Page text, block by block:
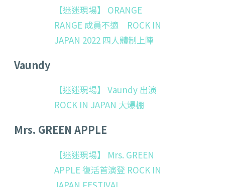
【迷迷現場】 ORANGE
RANGE 成員不適 ROCK IN
JAPAN 2022 四人體制上陣
Vaundy
【迷迷現場】 Vaundy 出演
ROCK IN JAPAN 大爆棚
Mrs. GREEN APPLE
【迷迷現場】 Mrs. GREEN
APPLE 復活首演登 ROCK IN